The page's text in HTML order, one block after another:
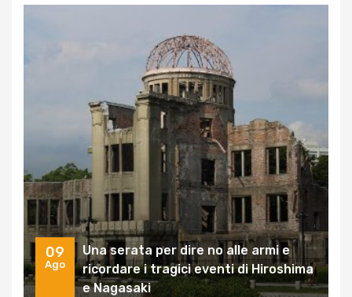
09
Ago
Una serata per dire no alle armi e
ricordare i tragici eventi di Hiroshima
e Nagasaki